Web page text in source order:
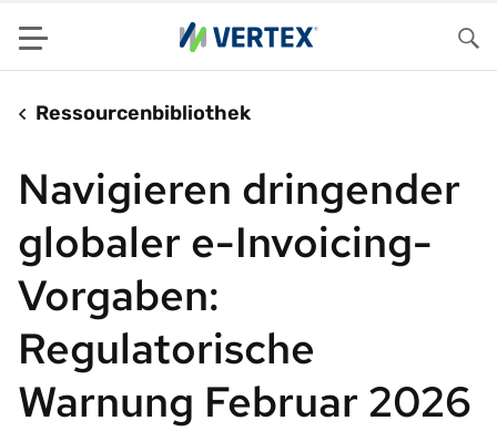
Menu
Ressourcenbibliothek
Navigieren dringender
globaler e-Invoicing-
Vorgaben:
Regulatorische
Warnung Februar 2026